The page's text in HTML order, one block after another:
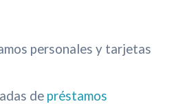
personales y tarjetas
de préstamos